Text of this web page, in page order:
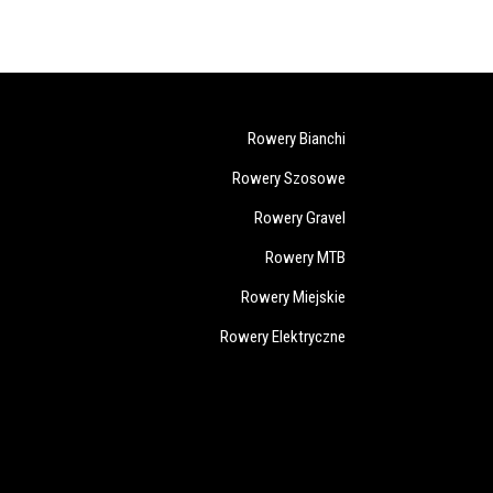
Rowery Bianchi
Rowery Szosowe
Rowery Gravel
Rowery MTB
Rowery Miejskie
Rowery Elektryczne